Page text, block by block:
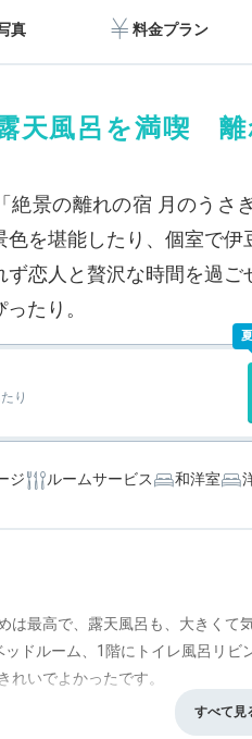
真 料金プラン
天風呂を満喫
絶景の離れの宿 月のうさ
を堪能したり、個室で
ず恋人と贅沢な時間を過
たり。
り
ジ ルームサービス 和洋室
は最高で、露天風呂も、大きくて
ドルーム、1階にトイレ風呂リビ
れいでよかったです。